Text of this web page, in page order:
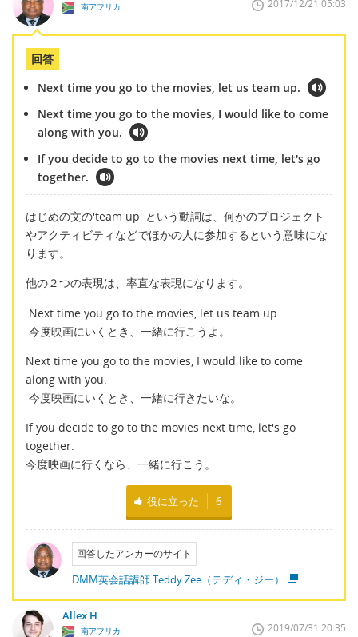
南アフリカ 2017/12/21 05:03
回答
Next time you go to the movies, let us team up.
Next time you go to the movies, I would like to come
along with you.
If you decide to go to the movies next time, let's go
together.
はじめの文の'team up' という動詞は、何かのプロジェクト
やアクティビティなどでほかの人に参加するという意味にな
ります。
他の２つの表現は、率直な表現になります。
Next time you go to the movies, let us team up.
今度映画にいくとき、一緒に行こうよ。
Next time you go to the movies, I would like to come
along with you.
今度映画にいくとき、一緒に行きたいな。
If you decide to go to the movies next time, let's go
together.
今度映画に行くなら、一緒に行こう。
役に立った 6
回答したアンカーのサイト
DMM英会話講師 Teddy Zee（テディ・ジー）
Allex H
南アフリカ 2019/07/31 20:35